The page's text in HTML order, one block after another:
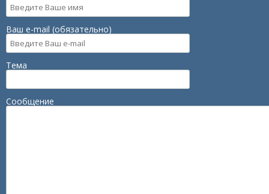
Ваш e-mail (обязательно)
Тема
Сообщение